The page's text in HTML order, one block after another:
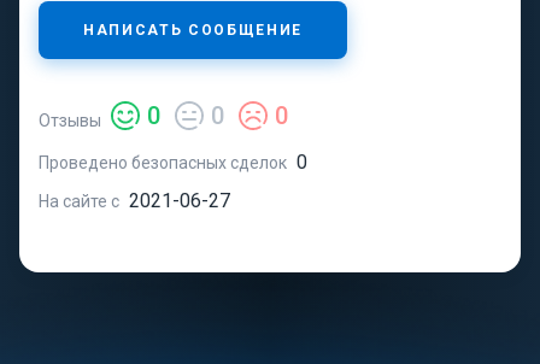
НАПИСАТЬ СООБЩЕНИЕ
Отзывы 0 0 0
Проведено безопасных сделок 0
На сайте с 2021-06-27